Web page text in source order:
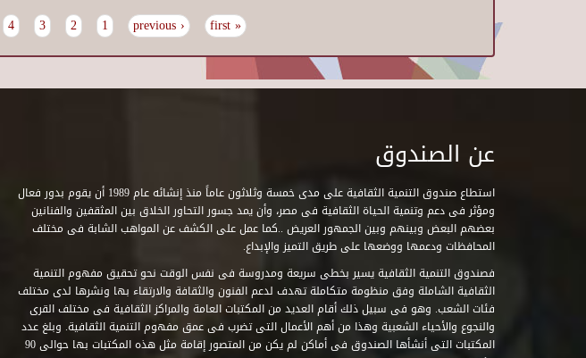
« first
‹ previous
1
2
3
4
عن الصندوق
استطاع صندوق التنمية الثقافية على مدى خمسة وثلاثون عاماً منذ إنشائه عام 1989 أن يقوم بدور فعال
ومؤثر فى دعم وتنمية الحياة الثقافية فى مصر، وأن يمد جسور التحاور الخلاق بين المثقفين والفنانين
بعضهم البعض وبينهم وبين الجمهور العريض ..كما عمل على الكشف عن المواهب الشابة فى مختلف
المحافظات ودعمها ووضعها على طريق التميز والإبداع.
فصندوق التنمية الثقافية يسير بخطى سريعة ومدروسة فى نفس الوقت نحو تحقيق مفهوم التنمية
الثقافية الشاملة وفق منظومة متكاملة تهدف لدعم الفنون والثقافة والارتقاء بها ونشرها لدى مختلف
فئات الشعب. وهو فى سبيل ذلك أقام العديد من المكتبات العامة والمراكز الثقافية فى مختلف القرى
والنجوع والأحياء الشعبية وهذا من أهم الأعمال التى تضرب فى عمق مفهوم التنمية الثقافية. وبلغ عدد
المكتبات التى أنشأها الصندوق فى أماكن لم يكن من المتصور إقامة مثل هذه المكتبات بها حوالى 90